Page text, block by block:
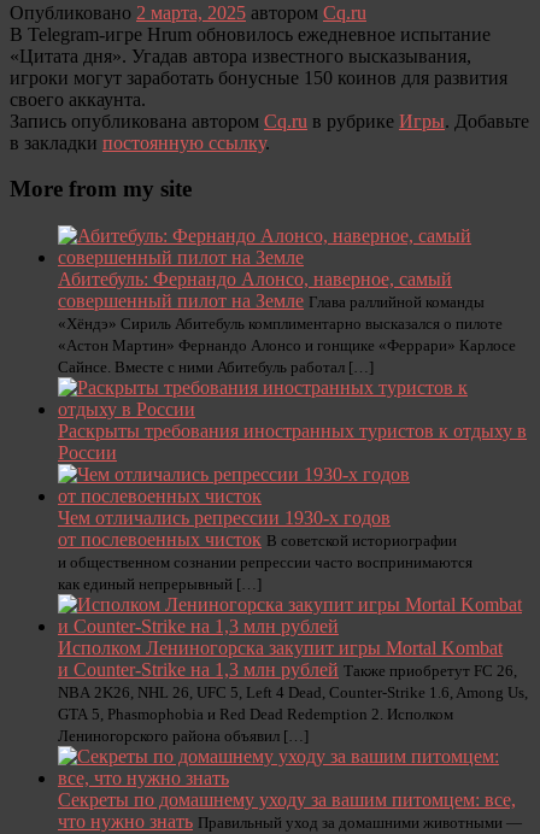
Опубликовано 2 марта, 2025 автором Cq.ru
В Telegram-игре Hrum обновилось ежедневное испытание
«Цитата дня». Угадав автора известного высказывания,
игроки могут заработать бонусные 150 коинов для развития
своего аккаунта.
Запись опубликована автором Cq.ru в рубрике Игры. Добавьте
в закладки постоянную ссылку.
More from my site
Абитебуль: Фернандо Алонсо, наверное, самый
совершенный пилот на Земле Глава раллийной команды
«Хёндэ» Сириль Абитебуль комплиментарно высказался о пилоте
«Астон Мартин» Фернандо Алонсо и гонщике «Феррари» Карлосе
Сайнсе. Вместе с ними Абитебуль работал […]
Раскрыты требования иностранных туристов к отдыху в
России
Чем отличались репрессии 1930-х годов
от послевоенных чисток В советской историографии
и общественном сознании репрессии часто воспринимаются
как единый непрерывный […]
Исполком Лениногорска закупит игры Mortal Kombat
и Counter-Strike на 1,3 млн рублей Также приобретут FC 26,
NBA 2K26, NHL 26, UFC 5, Left 4 Dead, Counter-Strike 1.6, Among Us,
GTA 5, Phasmophobia и Red Dead Redemption 2. Исполком
Лениногорского района объявил […]
Секреты по домашнему уходу за вашим питомцем: все,
что нужно знать Правильный уход за домашними животными —